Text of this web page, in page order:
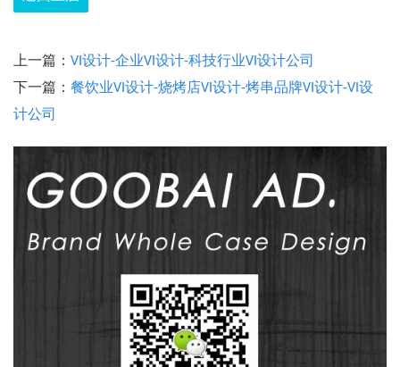
上一篇： VI设计-企业VI设计-科技行业VI设计公司
下一篇： 餐饮业VI设计-烧烤店VI设计-烤串品牌VI设计-VI设
计公司